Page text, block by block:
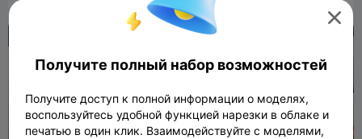

Получите полный набор возможностей
Получите доступ к полной информации о моделях,
воспользуйтесь удобной функцией нарезки в облаке и
печатью в один клик. Взаимодействуйте с моделями,